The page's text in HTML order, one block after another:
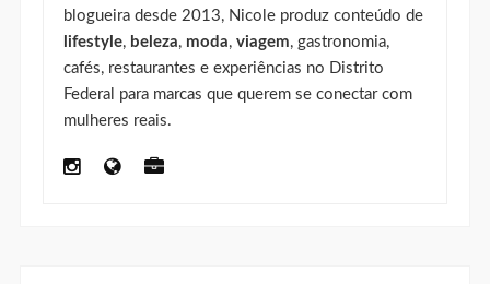
blogueira desde 2013, Nicole produz conteúdo de
lifestyle, beleza, moda, viagem, gastronomia,
cafés, restaurantes e experiências no Distrito
Federal para marcas que querem se conectar com
mulheres reais.